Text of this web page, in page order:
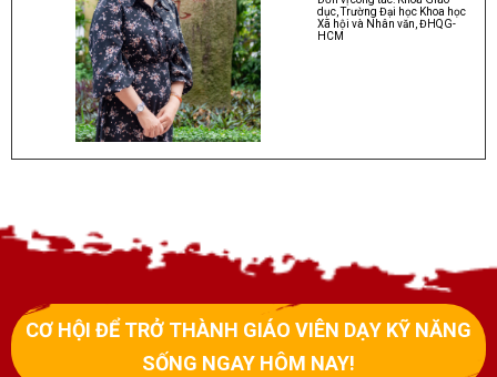
dục, Trường Đại học Khoa học
Xã hội và Nhân văn, ĐHQG-
HCM
CƠ HỘI ĐỂ TRỞ THÀNH GIÁO VIÊN DẠY KỸ NĂNG
SỐNG NGAY HÔM NAY!